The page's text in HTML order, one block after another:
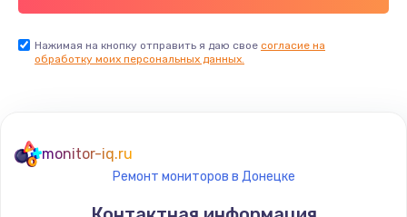
Замена видеочипа
Ремонт разъема питания
745 руб.
Нажимая на кнопку отправить я даю свое согласие на
обработку моих персональных данных.
monitor-iq.ru
Ремонт мониторов в Донецке